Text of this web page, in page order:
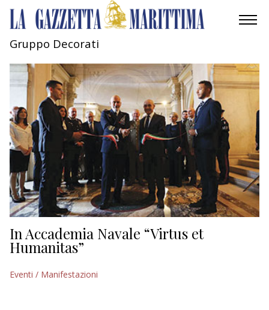
AMBIENTE
MOBILITÀ
INDUSTRIA
RICERCA
ECONOMIA
TURISMO
CULTURA
Gruppo Decorati
In Accademia Navale “Virtus et
Humanitas”
Eventi / Manifestazioni